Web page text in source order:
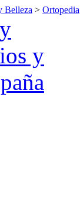
Belleza > Ortopedia